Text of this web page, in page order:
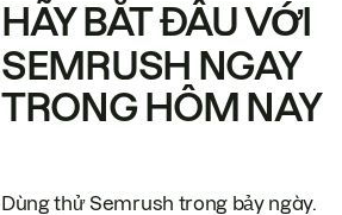
HÃY BẮT ĐẦU VỚI
SEMRUSH NGAY
TRONG HÔM NAY
Dùng thử Semrush trong bảy ngày.